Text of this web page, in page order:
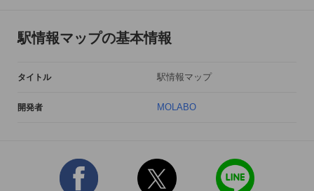
専用のアプリを開かずとも、アプリ内で検索が完結するので待
たせません。
+ Wikipedia
駅情報マップの基本情報
タイトル 駅情報マップ
開発者 MOLABO